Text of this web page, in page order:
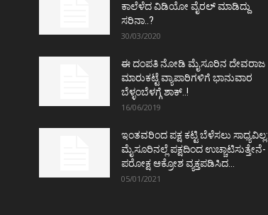
ಕಾಲೆಳೆದ ವಿಡಿಯೋ ವೈರಲ್ ಮಾಡಿದ್ದು
ಸರಿನಾ..?
30/03/2020
ಈ ದಂಪತಿ ನೋಡಿ ಮೈಸೂರಿನ ದೇವರಾಜ
ಮಾರುಕಟ್ಟೆ ವ್ಯಾಪಾರಿಗಳಿಗೆ ಭಾನುವಾರ
ಬೆಳ್ಳಂಬೆಳಗ್ಗೆ ಶಾಕ್..!
16/06/2019
ಇಂತವರಿಂದ ಪಕ್ಷ ಕಟ್ಟಿ ಬೆಳೆಸಲು ಸಾಧ್ಯವಿಲ್ಲ:
ಮೈಸೂರಿನಲ್ಲೆ ಪಕ್ಷದಿಂದ ಉಚ್ಚಾಟಿಸುತ್ತೇನೆ-
ಪರೋಕ್ಷ ಆಕ್ರೋಶ ವ್ಯಕ್ತಪಡಿಸಿದ...
05/01/2021